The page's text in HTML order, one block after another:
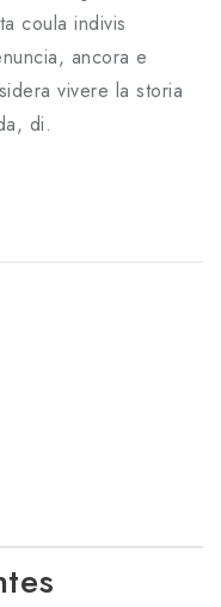
coula indivis
ancora e
vivere la storia
di.